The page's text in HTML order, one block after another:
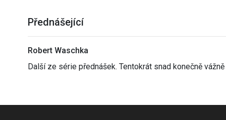
Přednášející
Robert Waschka
Další ze série přednášek. Tentokrát snad konečně